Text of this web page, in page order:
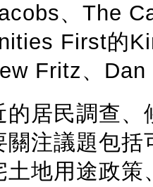
、The
First的
Fritz、
的居民調查
關注議題包
土地用途政